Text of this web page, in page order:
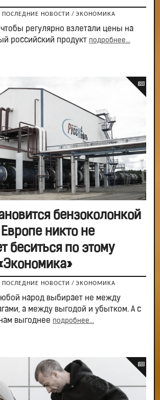
ПОСЛЕДНИЕ НОВОСТИ / ЭКОНОМИКА
регулярно взлетали цены на
российский продукт подробнее...
бензоколонкой
никто не
беситься по этому
ПОСЛЕДНИЕ НОВОСТИ / ЭКОНОМИКА
народ выбирает не между
а между выгодой и убытком. А с
выгоднее подробнее...